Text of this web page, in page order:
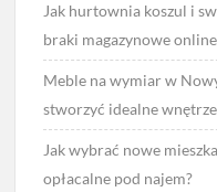
Jak hurtownia koszul i
braki magazynowe
Meble na wymiar w
stworzyć idealne
Jak wybrać nowe
opłacalne pod najem?